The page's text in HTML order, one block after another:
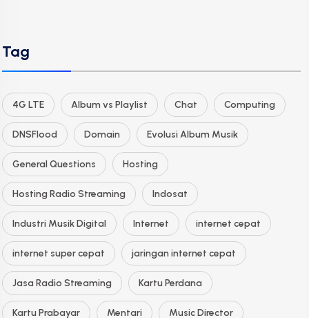
Tag
4G LTE Album vs Playlist Chat Computing
DNSFlood Domain Evolusi Album Musik
General Questions Hosting
Hosting Radio Streaming Indosat
Industri Musik Digital Internet internet cepat
internet super cepat jaringan internet cepat
Jasa Radio Streaming Kartu Perdana
Kartu Prabayar Mentari Music Director